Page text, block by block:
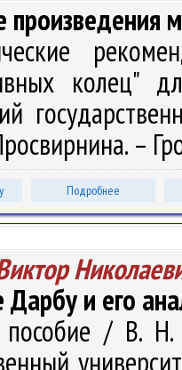
произведения
колец"
–
Подробнее
Дарбу и его
/ В. Н.